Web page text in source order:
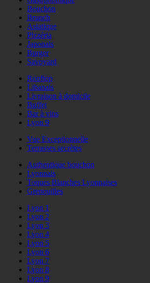
Bouchon
Brunch
Asiatique
Pizzéria
Japonais
Burger
Savoyard
Rooftop
Libanais
Livraison à domicile
Buffet
Bar à vins
Lyon 9
Vue Exceptionnelle
Terrasses secrètes
Authentique bouchon
Lyonnais
Toques Blanches Lyonnaises
Grenouilles
Lyon 1
Lyon 2
Lyon 3
Lyon 4
Lyon 5
Lyon 6
Lyon 7
Lyon 8
Lyon 9